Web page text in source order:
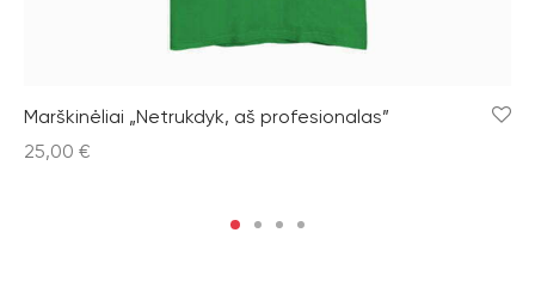
Marškinėliai „Netrukdyk, aš profesionalas”
25,00 €